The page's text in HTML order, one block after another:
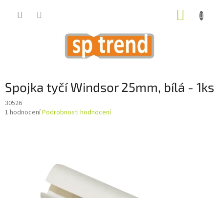
Spojka tyčí Windsor 25mm, bílá - 1ks
30526
Průměrné
1 hodnoceníPodrobnosti hodnocení